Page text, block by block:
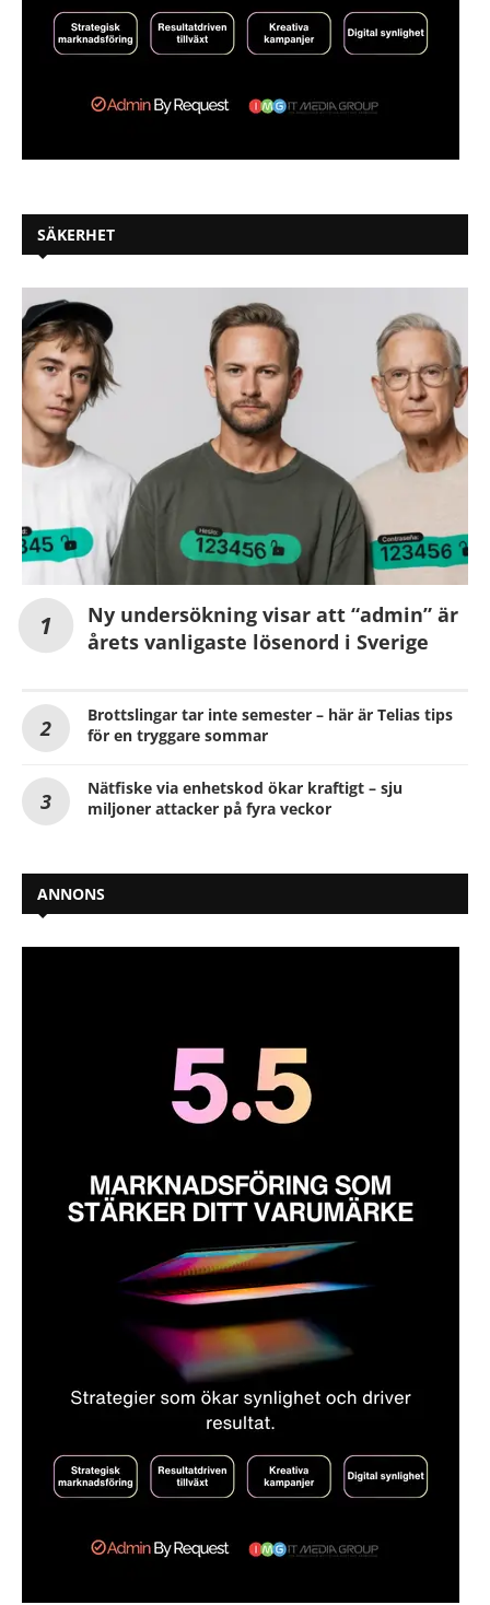
SÄKERHET
Ny undersökning visar att “admin” är
årets vanligaste lösenord i Sverige
Brottslingar tar inte semester – här är Telias tips
för en tryggare sommar
Nätfiske via enhetskod ökar kraftigt – sju
miljoner attacker på fyra veckor
ANNONS